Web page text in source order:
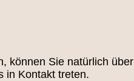
können Sie natürlich über
in Kontakt treten.